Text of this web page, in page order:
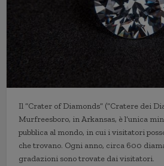
Il “Crater of Diamonds” (“Cratere dei
Murfreesboro, in Arkansas, è l’unica
pubblica al mondo, in cui i visitatori
che trovano. Ogni anno, circa 600
gradazioni sono trovate dai visitatori.